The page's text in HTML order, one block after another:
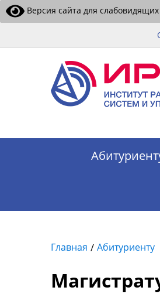
Версия сайта для слабовидящих
Главная Абитуриенту